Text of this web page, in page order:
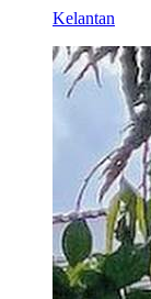
Kelantan